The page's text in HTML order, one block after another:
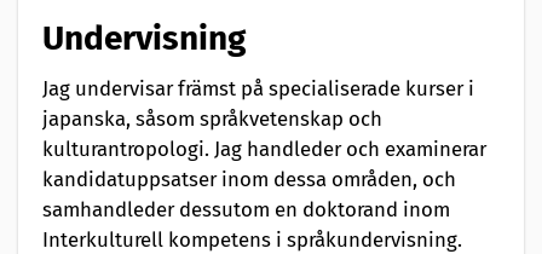
Undervisning
Jag undervisar främst på specialiserade kurser i
japanska, såsom språkvetenskap och
kulturantropologi. Jag handleder och examinerar
kandidatuppsatser inom dessa områden, och
samhandleder dessutom en doktorand inom
Interkulturell kompetens i språkundervisning.